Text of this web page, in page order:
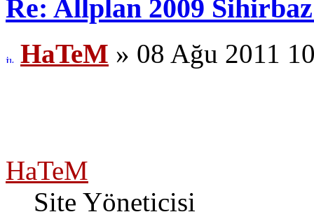
Re: Allplan 2009
HaTeM » 08 Ağu 2011
HaTeM
Site Yöneticisi